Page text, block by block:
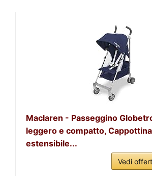
Maclaren - Passeggino
leggero e compatto, Cappottina
estensibile...
Vedi